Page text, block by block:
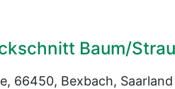
Baum/
66450, Bexbach, Saarland